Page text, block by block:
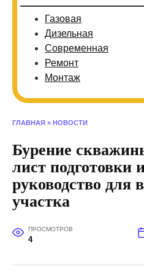
Газовая
Дизельная
Современная
Ремонт
Монтаж
ГЛАВНАЯ » НОВОСТИ
Бурение
лист подготовки
руководство для
участка
ПРОСМОТРОВ
4